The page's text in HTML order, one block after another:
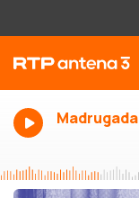
Madrugada